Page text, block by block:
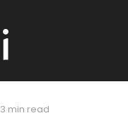
3 min read